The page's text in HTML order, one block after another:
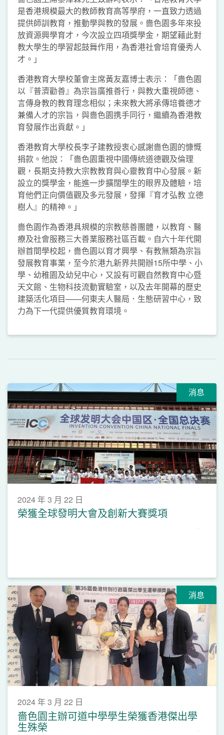
是香港規模最大的教師教育高等學府，一直致力透過
提供師訓教育，推動學與教的發展。嗇色園多年來投
放資源興學育才，今次設立四項獎學金，期望藉此對
教大學生的學習起鼓舞作用，為香港社會培育優秀人
才。」
香港教育大學校董會主席黃友嘉博士表示：「嗇色園
以『普濟勸善』為宗旨廣推善行，與教大重視師德、
言傳身教的教育理念相似；未來教大將承傳培養德才
兼備人才的宗旨，與嗇色園携手同行，繼續為香港教
育發展作出貢獻。」
香港教育大學校長李子建教授衷心感謝嗇色園的慷慨
捐款。他說：「嗇色園重視中國傳統道德觀及倫理
觀，長期支持教大宗教教育與心靈教育中心發展。新
設立的獎學金，能進一步擴闊學生的眼界及體驗，培
育他們正向價值觀及多元發展，發揮『育才弘教 立德
樹人』的精神。」
嗇色園作為香港具規模的宗教慈善團體，以教育、醫
療及社會服務三大善業服務社區百載。自六十年代開
辦首間學校起，嗇色園以育才興學、有教無類為宗旨
發展教育事業，至今於港九新界共開辦15所中學、小
學、幼稚園及幼兒中心，又設有可觀自然教育中心暨
天文館、生物科技流動實驗室，以及去年開幕的歷史
建築活化項目——何東夫人醫局．生態研習中心，致
力為下一代提供優質教育環境。
消息
2024 年 3 月 22 日
榮獲全球發明大會及創新大賽獎項
消息
2024 年 3 月 22 日
嗇色園主辦可道中學學生榮獲香港傑出學
生殊榮